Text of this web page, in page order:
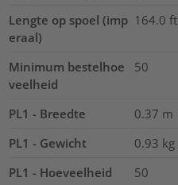
Lengte op spoel (imp
eraal)
164.0 ft
Minimum bestelhoe
veelheid
50
PL1 - Breedte 0.37 m
PL1 - Gewicht
0.93 kg
PL1 - Hoeveelheid
50